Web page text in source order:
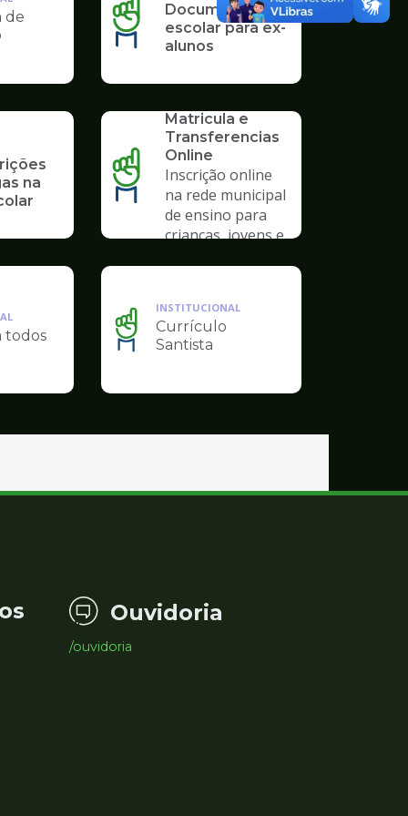
de
Documentação
escolar para ex-
alunos
na
SERVICO
Matricula e
Transferencias
Online
Inscrição online
na rede municipal
de ensino para
crianças, jovens e
todos
Ilustração
da
de
INSTITUCIONAL
Currículo
Santista
Ouvidoria
/ouvidoria